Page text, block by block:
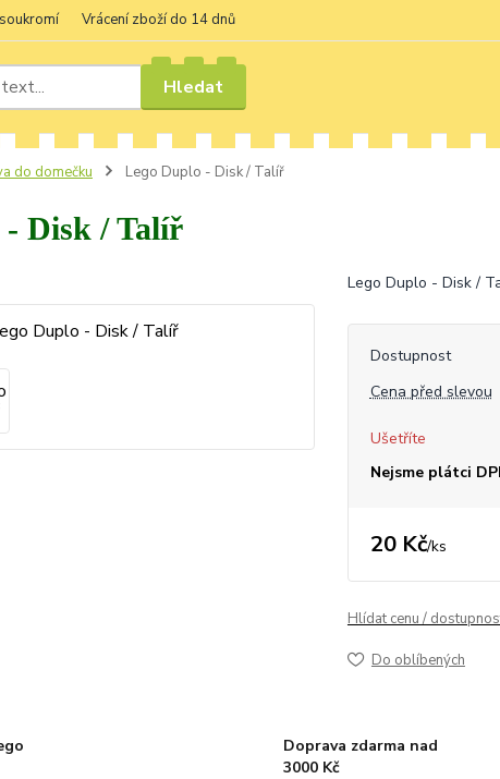
Vrácení zboží do 14 dnů
Hledat
do domečku Lego Duplo - Disk / Talíř
Disk / Talíř
Lego Duplo - Disk /
Dostupnost
Cena před slevou
Ušetříte
Nejsme plátci
20 Kč/ks
Hlídat cenu /
Do oblíbených
Doprava zdarma nad
3000 Kč